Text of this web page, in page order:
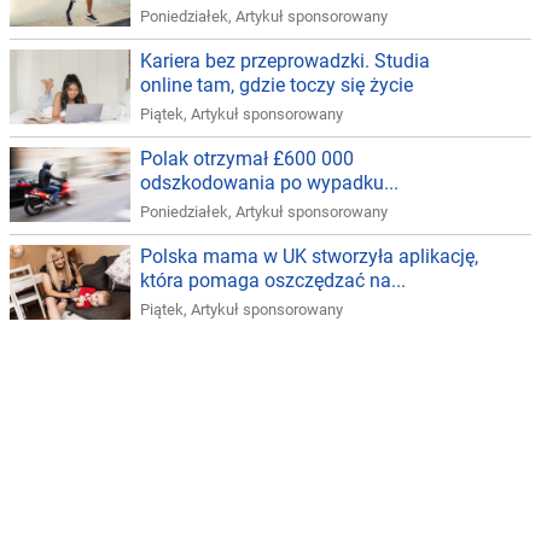
Poniedziałek, Artykuł sponsorowany
Kariera bez przeprowadzki. Studia
online tam, gdzie toczy się życie
Piątek, Artykuł sponsorowany
Polak otrzymał £600 000
odszkodowania po wypadku...
Poniedziałek, Artykuł sponsorowany
Polska mama w UK stworzyła aplikację,
która pomaga oszczędzać na...
Piątek, Artykuł sponsorowany